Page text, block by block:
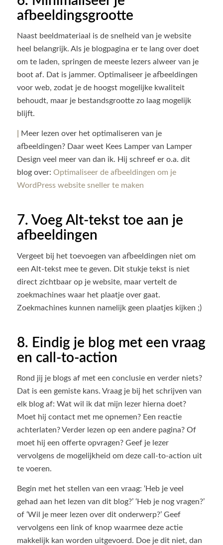
afbeeldingsgrootte
Naast beeldmateriaal is de snelheid van je website
heel belangrijk. Als je blogpagina er te lang over doet
om te laden, springen de meeste lezers alweer van je
boot af. Dat is jammer. Optimaliseer je afbeeldingen
voor web, zodat je de hoogst mogelijke kwaliteit
behoudt, maar je bestandsgrootte zo laag mogelijk
blijft.
Meer lezen over het optimaliseren van je
afbeeldingen? Daar weet Kees Lamper van Lamper
Design veel meer van dan ik. Hij schreef er o.a. dit
blog over: Optimaliseer de afbeeldingen om je
WordPress website sneller te maken
7. Voeg Alt-tekst toe aan je
afbeeldingen
Vergeet bij het toevoegen van afbeeldingen niet om
een Alt-tekst mee te geven. Dit stukje tekst is niet
direct zichtbaar op je website, maar vertelt de
zoekmachines waar het plaatje over gaat.
Zoekmachines kunnen namelijk geen plaatjes kijken ;)
8. Eindig je blog met een vraag
en call-to-action
Rond jij je blogs af met een conclusie en verder niets?
Dat is een gemiste kans. Vraag je bij het schrijven van
elk blog af: Wat wil ik dat mijn lezer hierna doet?
Moet hij contact met me opnemen? Een reactie
achterlaten? Verder lezen op een andere pagina? Of
moet hij een offerte opvragen? Geef je lezer
vervolgens de mogelijkheid om deze call-to-action uit
te voeren.
Begin met het stellen van een vraag: ‘Heb je veel
gehad aan het lezen van dit blog?’ ‘Heb je nog vragen?’
of ‘Wil je meer lezen over dit onderwerp?’ Geef
vervolgens een link of knop waarmee deze actie
makkelijk kan worden uitgevoerd. Doe je dit niet, dan